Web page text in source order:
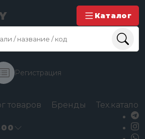
Каталог
Регистрация
товаров Бренды